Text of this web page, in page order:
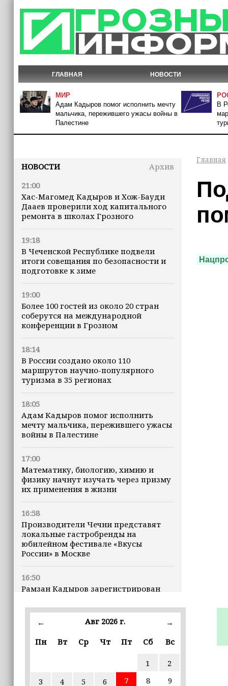
ГЛАВНАЯ НОВОСТИ
МИР
Адам Кадыров помог исполнить мечту
мальчика, пережившего ужасы войны в
Палестине
В
НОВОСТИ
Архив
21:00
Хас-Магомед Кадыров и Хож-Бауди
Дааев проверили ход капитального
ремонта в школах Грозного
19:18
В Чеченской Республике подвели
итоги совещания по безопасности и
подготовке к зиме
19:00
Более 100 гостей из около 20 стран
соберутся на международной
конференции в Грозном
18:14
В России создано около 110
маршрутов научно-популярного
туризма в 35 регионах
18:05
Адам Кадыров помог исполнить
мечту мальчика, пережившего ужасы
войны в Палестине
17:00
Математику, биологию, химию и
физику начнут изучать через призму
их применения в жизни
16:58
Производители Чечни представят
локальные гастробренды на
юбилейном фестивале «Вкусы
России» в Москве
16:50
Рамзан Кадыров зарегистрирован
16:47
землетрясения, рассказала
16:12
← Авг 2026 г.
→
Пн
Вт Ср Чт Пт Сб Вс
1
2
3
4 5 6 7 8
9
Главная